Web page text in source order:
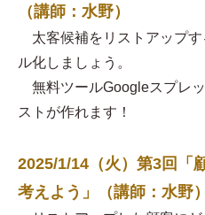
（講師：水野）
太客候補をリストアップす
ル化しましょう。
無料ツールGoogleスプレ
ストが作れます！
2025/1/14（火）第3回「
考えよう」（講師：水野）